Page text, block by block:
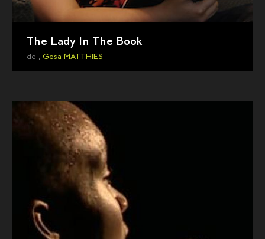
The Lady In The Book
de , Gesa MATTHIES